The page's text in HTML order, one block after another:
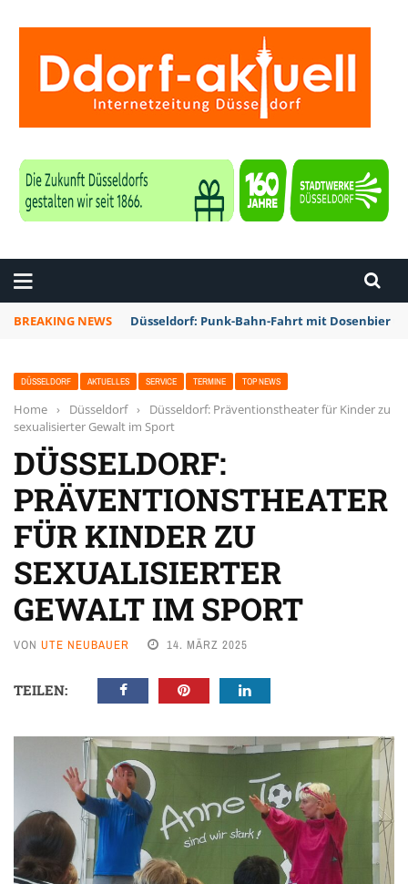
BREAKING NEWS Düsseldorf: Punk-Bahn-Fahrt mit Dosenbier
DÜSSELDORF AKTUELLES SERVICE TERMINE TOP NEWS
Home › Düsseldorf ›
Düsseldorf: Präventionstheater für Kinder zu
sexualisierter Gewalt im Sport
DÜSSELDORF:
PRÄVENTIONSTHEATER
FÜR KINDER ZU
SEXUALISIERTER
GEWALT IM SPORT
VON UTE NEUBAUER 14. MÄRZ 2025
TEILEN: